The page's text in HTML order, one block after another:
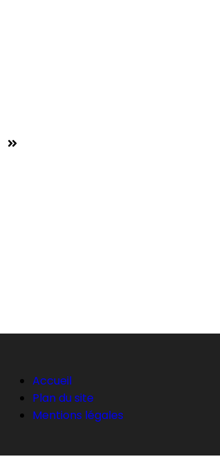
Accueil
Plan du site
Mentions légales